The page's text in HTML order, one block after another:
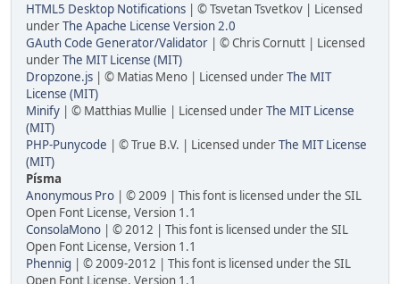
HTML5 Desktop Notifications | © Tsvetan Tsvetkov | Licensed
underThe Apache License Version 2.0
GAuth Code Generator/Validator | © Chris Cornutt | Licensed
underThe MIT License (MIT)
Dropzone.js | © Matias Meno | Licensed underThe MIT
License (MIT)
Minify | © Matthias Mullie | Licensed underThe MIT License
(MIT)
PHP-Punycode | © True B.V. | Licensed underThe MIT License
(MIT)
Písma
Anonymous Pro | © 2009 | This font is licensed under the SIL
Open Font License, Version 1.1
ConsolaMono | © 2012 | This font is licensed under the SIL
Open Font License, Version 1.1
Phennig | © 2009-2012 | This font is licensed under the SIL
Open Font License, Version 1.1